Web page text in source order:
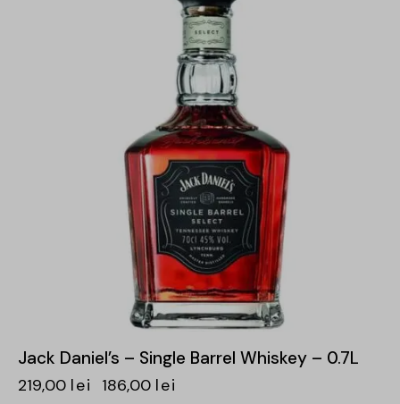
Jack Daniel’s – Single Barrel Whiskey – 0.7L
219,00 lei 186,00 lei